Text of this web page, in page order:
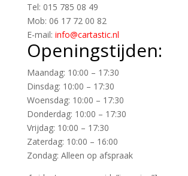
Tel: 015 785 08 49
Mob: 06 17 72 00 82
E-mail: info@cartastic.nl
Openingstijden:
Maandag: 10:00 – 17:30
Dinsdag: 10:00 – 17:30
Woensdag: 10:00 – 17:30
Donderdag: 10:00 – 17:30
Vrijdag: 10:00 – 17:30
Zaterdag: 10:00 – 16:00
Zondag: Alleen op afspraak